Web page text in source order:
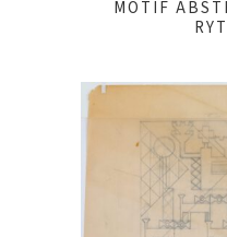
MOTIF